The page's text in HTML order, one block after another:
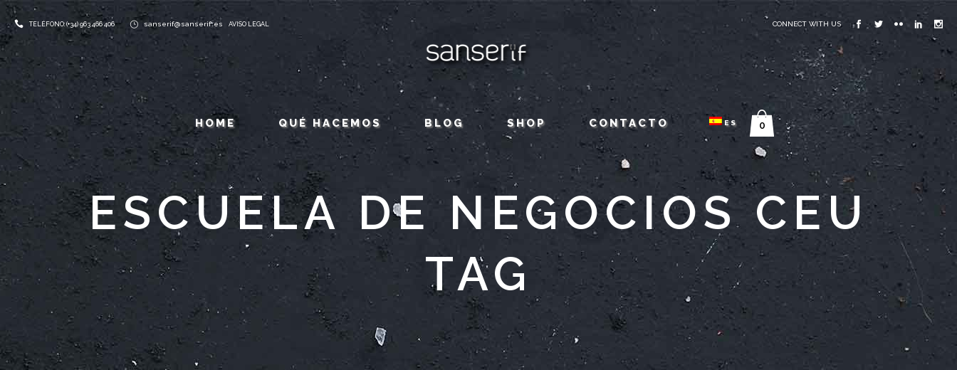
TELÉFONO: (+34) 963 466 406 sanserif@sanserif.es AVISO LEGAL CONNECT WITH US
HOME QUÉ HACEMOS BLOG SHOP CONTACTO ES 0
ESCUELA DE NEGOCIOS CEU
TAG